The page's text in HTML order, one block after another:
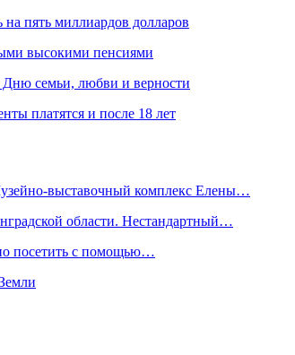
пять миллиардов долларов
высокими пенсиями
семьи, любви и верности
платятся и после 18 лет
выставочный комплекс Елены…
области. Нестандартный…
посетить с помощью…